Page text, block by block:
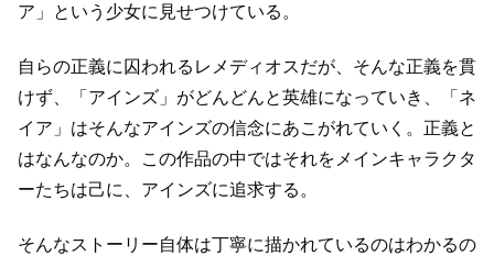
ア」という少女に見せつけている。
自らの正義に囚われるレメディオスだが、そんな正義を貫
けず、
「アインズ」がどんどんと英雄になっていき、
「ネ
イア」はそんなアインズの信念にあこがれていく。 正義と
はなんなのか。
この作品の中ではそれをメインキャラクタ
ーたちは己に、アインズに追求する。
そんなストーリー自体は丁寧に描かれているのはわかるの